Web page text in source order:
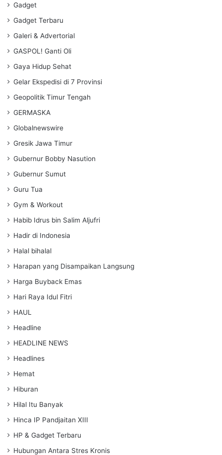
Gadget
Gadget Terbaru
Galeri & Advertorial
GASPOL! Ganti Oli
Gaya Hidup Sehat
Gelar Ekspedisi di 7 Provinsi
Geopolitik Timur Tengah
GERMASKA
Globalnewswire
Gresik Jawa Timur
Gubernur Bobby Nasution
Gubernur Sumut
Guru Tua
Gym & Workout
Habib Idrus bin Salim Aljufri
Hadir di Indonesia
Halal bihalal
Harapan yang Disampaikan Langsung
Harga Buyback Emas
Hari Raya Idul Fitri
HAUL
Headline
HEADLINE NEWS
Headlines
Hemat
Hiburan
Hilal Itu Banyak
Hinca IP Pandjaitan XIII
HP & Gadget Terbaru
Hubungan Antara Stres Kronis